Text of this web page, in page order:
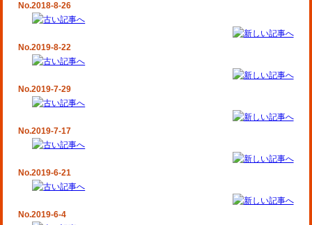
No.2018-8-26
No.2019-8-22
No.2019-7-29
No.2019-7-17
No.2019-6-21
No.2019-6-4